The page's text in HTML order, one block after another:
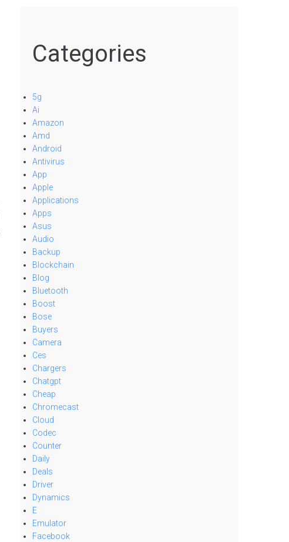
Categories
5g
Ai
Amazon
Amd
Android
Antivirus
App
Apple
Applications
Apps
Asus
Audio
Backup
Blockchain
Blog
Bluetooth
Boost
Bose
Buyers
Camera
Ces
Chargers
Chatgpt
Cheap
Chromecast
Cloud
Codec
Counter
Daily
Deals
Driver
Dynamics
E
Emulator
Facebook